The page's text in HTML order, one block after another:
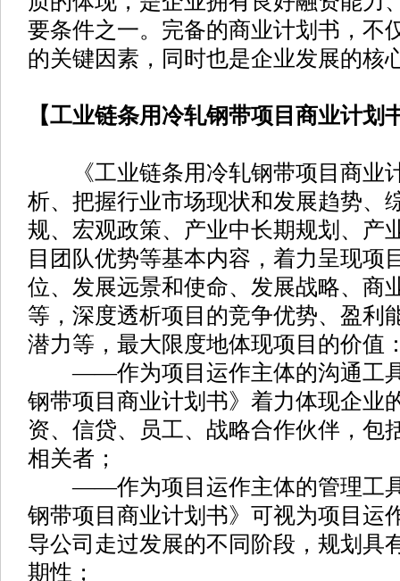
要条件之一。完备的商业计划书，不
的关键因素，同时也是企业发展的核
【工业链条用冷轧钢带项目商业计划
《工业链条用冷轧钢带项目商业
析、把握行业市场现状和发展趋势、
规、宏观政策、产业中长期规划、产
目团队优势等基本内容，着力呈现项
位、发展远景和使命、发展战略、商
等，深度透析项目的竞争优势、盈利
潜力等，最大限度地体现项目的价值
——作为项目运作主体的沟通工具
钢带项目商业计划书》着力体现企业
资、信贷、员工、战略合作伙伴，包
相关者；
——作为项目运作主体的管理工具
钢带项目商业计划书》可视为项目运
导公司走过发展的不同阶段，规划具
期性；